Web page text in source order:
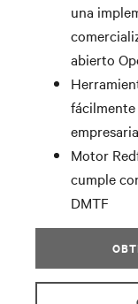
una
abierto
Motor
cumple
DMTF